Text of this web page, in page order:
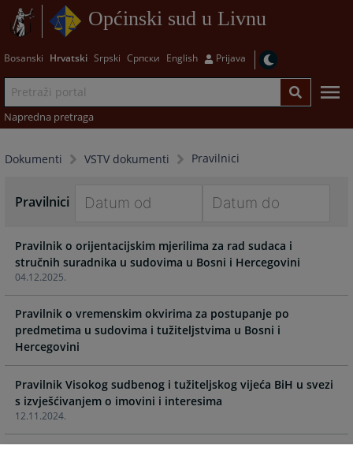
Općinski sud u Livnu
Bosanski Hrvatski Srpski Српски English Prijava
Napredna pretraga
Dokumenti VSTV dokumenti Pravilnici
Pravilnici
forward
to
with
the
calendar
and
select
a
date.
the
forward
to
with
the
calendar
select
a
date.
the
04.12.2025.
Pravilnik o orijentacijskim mjerilima za rad sudaca i
stručnih suradnika u sudovima u Bosni i Hercegovini
Pravilnik o vremenskim okvirima za postupanje po
predmetima u sudovima i tužiteljstvima u Bosni i
Hercegovini
12.11.2024.
Pravilnik Visokog sudbenog i tužiteljskog vijeća BiH u svezi
s izvješćivanjem o imovini i interesima